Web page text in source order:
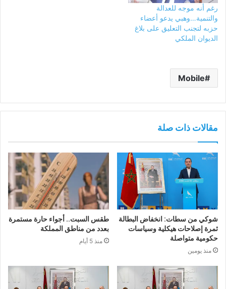
رغم أنه موجه للعدالة
والتنمية…وهبي يدعو أعضاء
حزبه لتجنب التعليق على بلاغ
الديوان الملكي
Mobile
مقالات ذات صلة
شوكي من سطات: انخفاض البطالة
ثمرة إصلاحات هيكلية وسياسات
حكومية متواصلة
منذ يومين
طقس السبت.. أجواء حارة مستمرة
بعدد من مناطق المملكة
منذ 5 أيام